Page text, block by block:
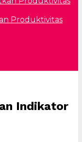
Produktivitas
Indikator